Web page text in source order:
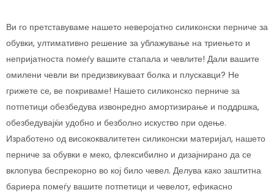
Ви го претставуваме нашето неверојатно силиконски перниче за
обувки, ултимативно решение за ублажување на триењето и
непријатноста помеѓу вашите стапала и чевлите! Дали вашите
омилени чевли ви предизвикуваат болка и плускавци? Не
грижете се, ве покриваме! Нашето силиконско перниче за
потпетици обезбедува извонредно амортизирање и поддршка,
обезбедувајќи удобно и безболно искуство при одење.
Изработено од висококвалитетен силиконски материјал, нашето
перниче за обувки е меко, флексибилно и дизајнирано да се
вклопува беспрекорно во кој било чевел. Делува како заштитна
бариера помеѓу вашите потпетици и чевелот, ефикасно